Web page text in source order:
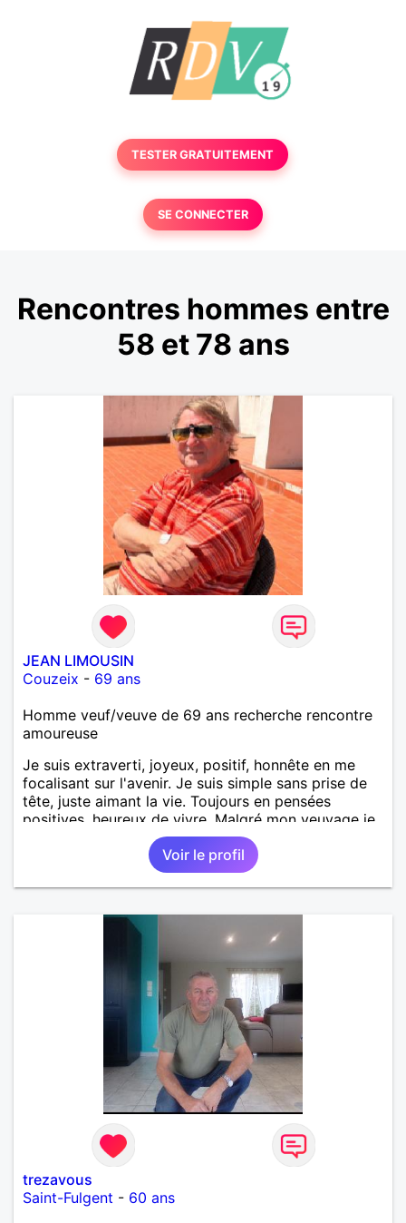
TESTER GRATUITEMENT
SE CONNECTER
Rencontres hommes entre
58 et 78 ans
JEAN LIMOUSIN
Couzeix - 69 ans
Homme veuf/veuve de 69 ans recherche rencontre
amoureuse
Je suis extraverti, joyeux, positif, honnête en me
focalisant sur l'avenir. Je suis simple sans prise de
tête, juste aimant la vie. Toujours en pensées
positives, heureux de vivre. Malgré mon veuvage je
me tourne vers l'avenir pour une deuxième vie
intense, remplie de joie, de tendresse et pourquoi
pas par la suite d'amour. Déjà dans un premier
temps, se connaître, puis s'apprécier et ensuite
d'étude, je ne me prends pas la tête sur ce niveau.
Mon meilleurs diplôme étant le CEP certificat
d'étude primaire. Avec ce diplôme on sait que je
sais lire, écrire et compter. En raison de mes
principes je ne corresponds pas avec les
demoiselles approchant les moins de 60 ans
Voir le profil
trezavous
Saint-Fulgent - 60 ans